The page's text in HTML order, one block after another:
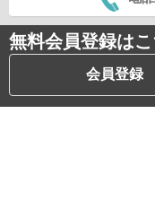
無料会員登録はこ
会員登録